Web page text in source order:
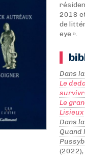
2018
de
eye ».
Dans
Le
Le
Lisieux
Dans
Quand
(2022),